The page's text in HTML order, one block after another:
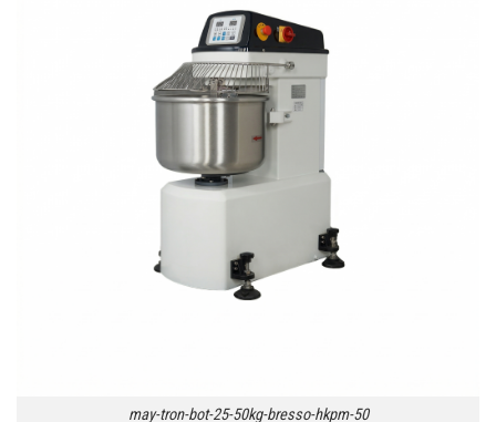
may-tron-bot-25-50kg-bresso-hkpm-50